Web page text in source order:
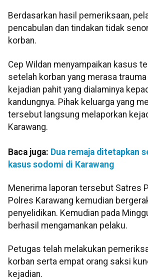
Berdasarkan hasil pemeriksaan,
pencabulan dan tindakan tidak
korban.
Cep Wildan menyampaikan kasus
setelah korban yang merasa
kejadian pahit yang dialaminya
kandungnya. Pihak keluarga yang
tersebut langsung melaporkan
Karawang.
Baca juga: Dua remaja ditetapkan
kasus sodomi di Karawang
Menerima laporan tersebut Satres
Polres Karawang kemudian
penyelidikan. Kemudian pada
berhasil mengamankan pelaku.
Petugas telah melakukan
korban serta empat orang saksi
kejadian.